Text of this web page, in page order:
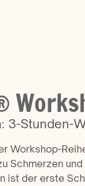
3-Stunden-
Workshop-
Schmerzen
ist der erste